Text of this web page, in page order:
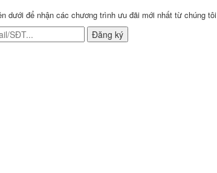
dưới để nhận các chương trình ưu đãi mới nhất từ chúng tôi
Đăng ký